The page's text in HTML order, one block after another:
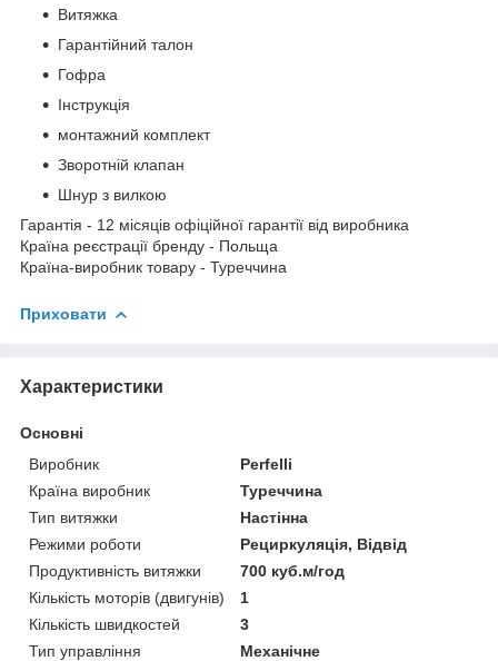
Витяжка
Гарантійний талон
Гофра
Інструкція
монтажний комплект
Зворотній клапан
Шнур з вилкою
Гарантія - 12 місяців офіційної гарантії від виробника
Країна реєстрації бренду - Польща
Країна-виробник товару - Туреччина
Приховати
Характеристики
Основні
Виробник
Perfelli
Країна виробник
Туреччина
Тип витяжки
Настінна
Режими роботи
Рециркуляція, Відвід
Продуктивність витяжки
700 куб.м/год
Кількість моторів (двигунів)
1
Кількість швидкостей
3
Тип управління
Механічне